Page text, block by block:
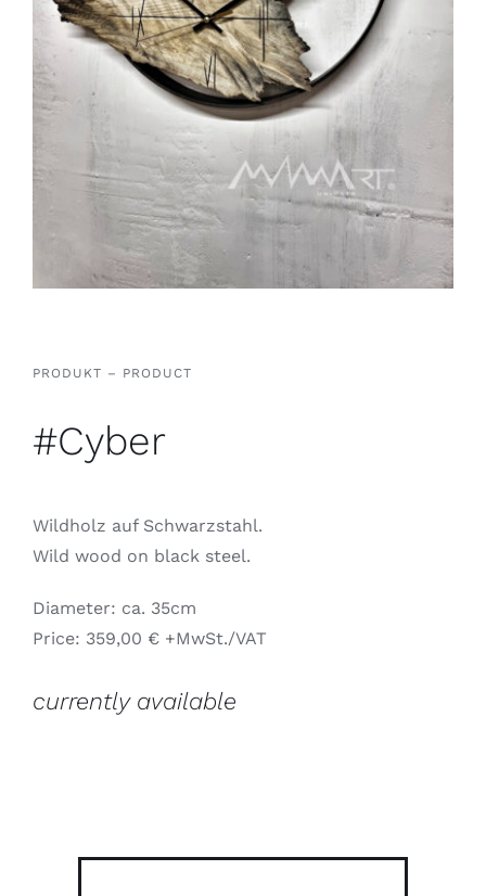
PRODUKT – PRODUCT
#Cyber
Wildholz auf Schwarzstahl.
Wild wood on black steel.
Diameter: ca. 35cm
Price: 359,00 € +MwSt./VAT
currently available